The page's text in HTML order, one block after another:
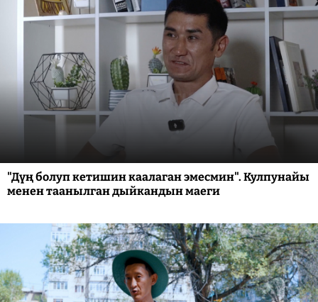
"Дүң болуп кетишин каалаган эмесмин". Кулпунайы
менен таанылган дыйкандын маеги